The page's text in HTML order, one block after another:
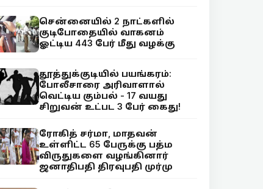
சென்னையில் 2 நாட்களில்
குடிபோதையில் வாகனம்
ஓட்டிய 443 பேர் மீது வழக்கு
தூத்துக்குடியில் பயங்கரம்:
போலீசாரை அரிவாளால்
வெட்டிய கும்பல் - 17 வயது
சிறுவன் உட்பட 3 பேர் கைது!
ரோகித் சர்மா, மாதவன்
உள்ளிட்ட 65 பேருக்கு பத்ம
விருதுகளை வழங்கினார்
ஜனாதிபதி திரவுபதி முர்மு